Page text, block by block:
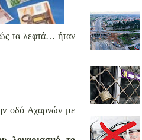
τα λεφτά… ήταν
οδό Αχαρνών με